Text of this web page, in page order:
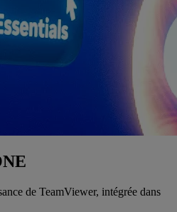
de TeamViewer, intégrée dans